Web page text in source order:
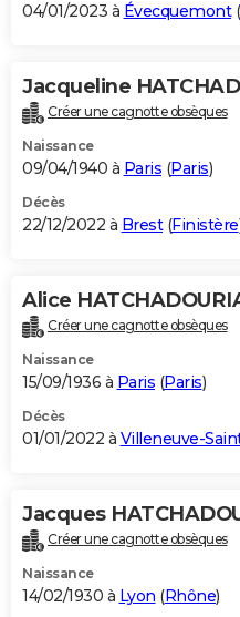
04/01/2023 à Évecquemont(
Jacqueline
Créer une cagnotte obsèques
Naissance
09/04/1940 à Paris (Paris)
Décès
22/12/2022 à Brest(Finistère
Alice
Créer une cagnotte obsèques
Naissance
15/09/1936 à Paris (Paris)
Décès
01/01/2022 à Villeneuve-
Jacques
Créer une cagnotte obsèques
Naissance
14/02/1930 à Lyon (Rhône)